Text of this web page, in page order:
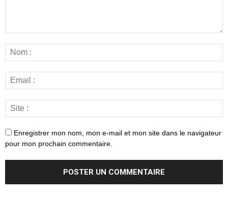
Enregistrer mon nom, mon e-mail et mon site dans le navigateur
pour mon prochain commentaire.